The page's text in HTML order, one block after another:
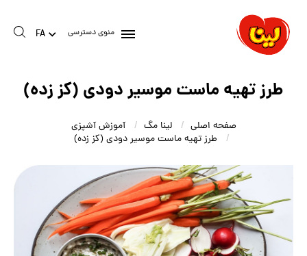
منوی دسترسی FA
طرز تهیه ماست موسیر دودی (کز زده)
صفحه اصلی لینا مگ
آموزش آشپزی
طرز تهیه ماست موسیر دودی (کز زده)